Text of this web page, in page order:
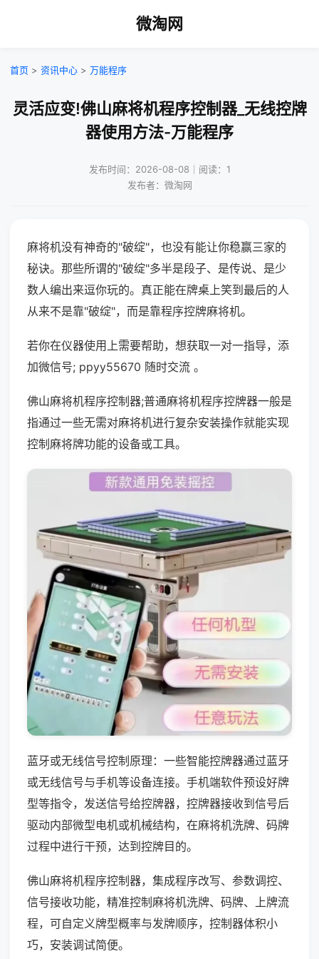
微淘网
首页 > 资讯中心 > 万能程序
灵活应变!佛山麻将机程序控制器_无线控牌
器使用方法-万能程序
发布时间：2026-08-08｜阅读：1
发布者：微淘网
麻将机没有神奇的"破绽"，也没有能让你稳赢三家的
秘诀。那些所谓的"破绽"多半是段子、是传说、是少
数人编出来逗你玩的。真正能在牌桌上笑到最后的人
从来不是靠"破绽"，而是靠程序控牌麻将机。
若你在仪器使用上需要帮助，想获取一对一指导，添
加微信号; ppyy55670 随时交流 。
佛山麻将机程序控制器;普通麻将机程序控牌器一般是
指通过一些无需对麻将机进行复杂安装操作就能实现
控制麻将牌功能的设备或工具。
蓝牙或无线信号控制原理：一些智能控牌器通过蓝牙
或无线信号与手机等设备连接。手机端软件预设好牌
型等指令，发送信号给控牌器，控牌器接收到信号后
驱动内部微型电机或机械结构，在麻将机洗牌、码牌
过程中进行干预，达到控牌目的。
佛山麻将机程序控制器，集成程序改写、参数调控、
信号接收功能，精准控制麻将机洗牌、码牌、上牌流
程，可自定义牌型概率与发牌顺序，控制器体积小
巧，安装调试简便。